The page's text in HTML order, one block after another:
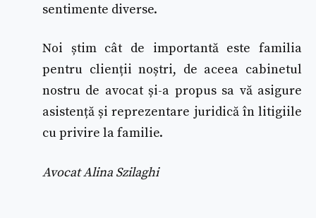
sentimente diverse.
Noi știm cât de importantă este familia
pentru clienții noștri, de aceea cabinetul
nostru de avocat și-a propus sa vă asigure
asistență și reprezentare juridică în litigiile
cu privire la familie.
Avocat Alina Szilaghi